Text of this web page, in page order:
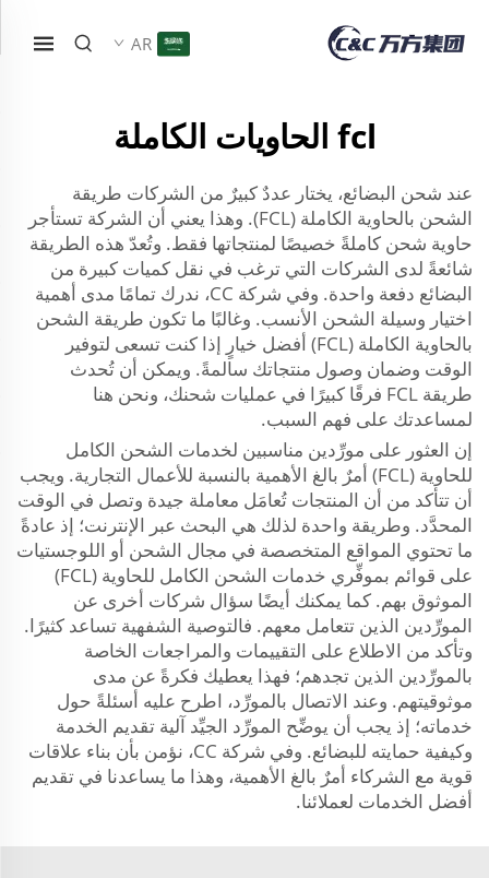
AR
fcl الحاويات الكاملة
عند شحن البضائع، يختار عددٌ كبيرٌ من الشركات طريقة
الشحن بالحاوية الكاملة (FCL). وهذا يعني أن الشركة تستأجر
حاوية شحن كاملةً خصيصًا لمنتجاتها فقط. وتُعدّ هذه الطريقة
شائعةً لدى الشركات التي ترغب في نقل كميات كبيرة من
البضائع دفعة واحدة. وفي شركة CC، ندرك تمامًا مدى أهمية
اختيار وسيلة الشحن الأنسب. وغالبًا ما تكون طريقة الشحن
بالحاوية الكاملة (FCL) أفضل خيارٍ إذا كنت تسعى لتوفير
الوقت وضمان وصول منتجاتك سالمةً. ويمكن أن تُحدث
طريقة FCL فرقًا كبيرًا في عمليات شحنك، ونحن هنا
لمساعدتك على فهم السبب.
إن العثور على مورِّدين مناسبين لخدمات الشحن الكامل
للحاوية (FCL) أمرٌ بالغ الأهمية بالنسبة للأعمال التجارية. ويجب
أن تتأكد من أن المنتجات تُعامَل معاملة جيدة وتصل في الوقت
المحدَّد. وطريقة واحدة لذلك هي البحث عبر الإنترنت؛ إذ عادةً
ما تحتوي المواقع المتخصصة في مجال الشحن أو اللوجستيات
على قوائم بموفِّري خدمات الشحن الكامل للحاوية (FCL)
الموثوق بهم. كما يمكنك أيضًا سؤال شركات أخرى عن
المورِّدين الذين تتعامل معهم. فالتوصية الشفهية تساعد كثيرًا.
وتأكد من الاطلاع على التقييمات والمراجعات الخاصة
بالمورِّدين الذين تجدهم؛ فهذا يعطيك فكرةً عن مدى
موثوقيتهم. وعند الاتصال بالمورِّد، اطرح عليه أسئلةً حول
خدماته؛ إذ يجب أن يوضِّح المورِّد الجيِّد آلية تقديم الخدمة
وكيفية حمايته للبضائع. وفي شركة CC، نؤمن بأن بناء علاقات
قوية مع الشركاء أمرٌ بالغ الأهمية، وهذا ما يساعدنا في تقديم
أفضل الخدمات لعملائنا.